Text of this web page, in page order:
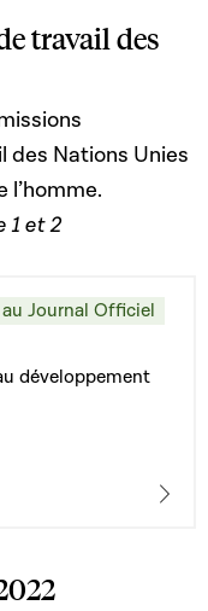
travail des
des Nations Unies
l’homme.
1 et 2
au Journal Officiel
développement